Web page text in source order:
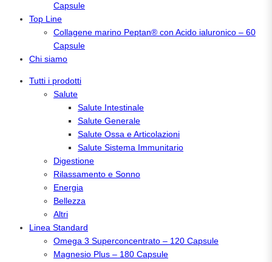
Capsule
Top Line
Collagene marino Peptan® con Acido ialuronico – 60
Capsule
Chi siamo
Tutti i prodotti
Salute
Salute Intestinale
Salute Generale
Salute Ossa e Articolazioni
Salute Sistema Immunitario
Digestione
Rilassamento e Sonno
Energia
Bellezza
Altri
Linea Standard
Omega 3 Superconcentrato – 120 Capsule
Magnesio Plus – 180 Capsule